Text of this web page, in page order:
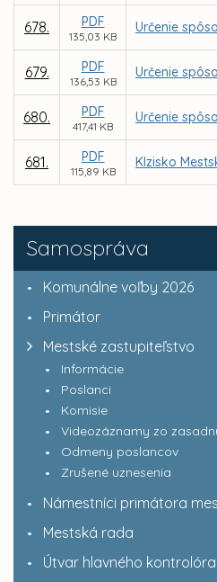
Samospráva
Komunálne voľby 2026
Primátor
Mestské zastupiteľstvo
Informácie
Poslanci
Komisie
Videozáznamy zo
Odmeny poslancov
Zrušené uznesenia
Námestníci primátora
Mestská rada
Útvar hlavného kontrolóra
678. PDF
135,03 KB
Určenie
679. PDF
136,53 KB
Určenie
680. PDF
417,41 KB
Určenie
681. PDF
115,89 KB
Klzisko